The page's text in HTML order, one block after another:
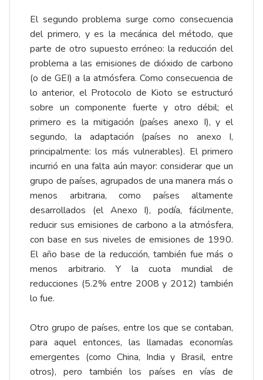
El segundo problema surge como consecuencia
del primero, y es la mecánica del método, que
parte de otro supuesto erróneo: la reducción del
problema a las emisiones de dióxido de carbono
(o de GEI) a la atmósfera. Como consecuencia de
lo anterior, el Protocolo de Kioto se estructuró
sobre un componente fuerte y otro débil; el
primero es la mitigación (países anexo I), y el
segundo, la adaptación (países no anexo I,
principalmente: los más vulnerables). El primero
incurrió en una falta aún mayor: considerar que un
grupo de países, agrupados de una manera más o
menos arbitraria, como países altamente
desarrollados (el Anexo I), podía, fácilmente,
reducir sus emisiones de carbono a la atmósfera,
con base en sus niveles de emisiones de 1990.
El año base de la reducción, también fue más o
menos arbitrario. Y la cuota mundial de
reducciones (5.2% entre 2008 y 2012) también
lo fue.
Otro grupo de países, entre los que se contaban,
para aquel entonces, las llamadas economías
emergentes (como China, India y Brasil, entre
otros), pero también los países en vías de